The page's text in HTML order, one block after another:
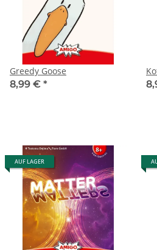
Greedy Goose
8,99 € *
AUF LAGER